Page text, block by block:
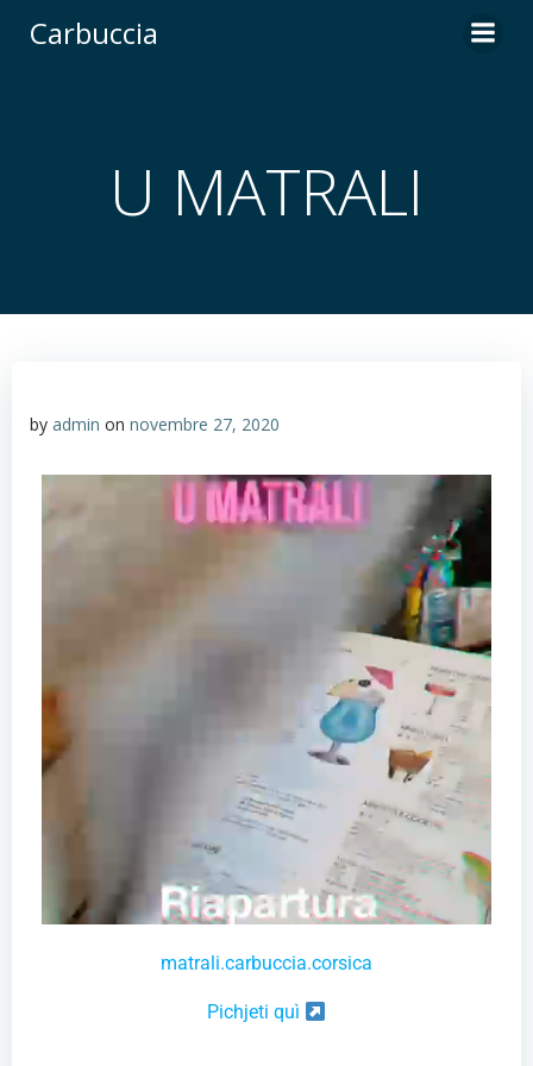
Carbuccia
U MATRALI
by admin on novembre 27, 2020
matrali.carbuccia.corsica
Pichjeti quì